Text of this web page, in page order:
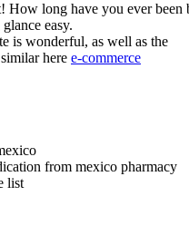
How long have you ever been
easy.
is wonderful, as well as the
here e-commerce
from mexico pharmacy
list